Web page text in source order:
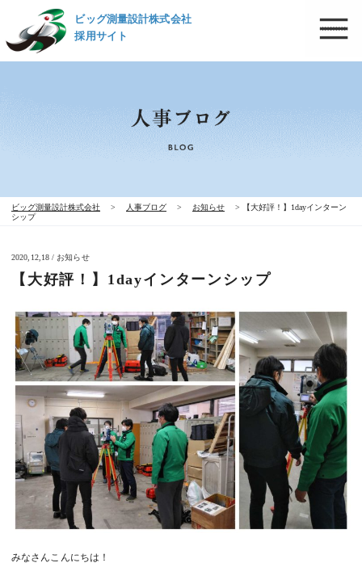
ビッグ測量設計株式会社
採用サイト
ビッグ測量設計株式会社 > 人事ブログ > お知らせ >
【大好評！】1dayインターン
シップ
2020,12,18 / お知らせ
【大好評！】1dayインターンシップ
みなさんこんにちは！